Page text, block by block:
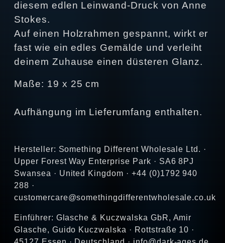
diesem edlen Leinwand-Druck von Anne
Stokes.
Auf einen Holzrahmen gespannt, wirkt er
fast wie ein edles Gemälde und verleiht
deinem Zuhause einen düsteren Glanz.
Maße: 19 x 25 cm
Aufhängung im Lieferumfang enthalten.
Hersteller: Something Different Wholesale Ltd. ·
Upper Forest Way Enterprise Park · SA6 8PJ
Swansea · United Kingdom · +44 (0)1792 940
288 ·
customercare@somethingdifferentwholesale.co.uk
Einführer: Glasche & Kuczwalska GbR, Amir
Glasche, Guido Kuczwalska · Rottstraße 10 ·